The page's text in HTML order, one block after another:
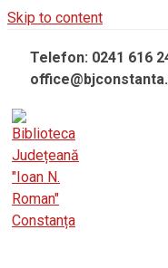
Skip to content
Telefon: 0241 616